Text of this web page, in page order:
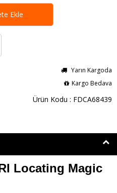
Yarın Kargoda
Kargo Bedava
Ürün Kodu : FDCA68439
Ekle
Locating Magic